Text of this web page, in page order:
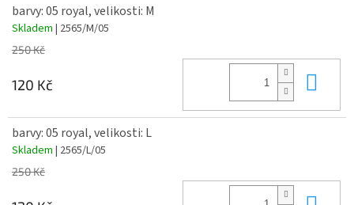
barvy: 05 royal, velikosti: M
Skladem | 2565/M/05
250 Kč
120 Kč
barvy: 05 royal, velikosti: L
Skladem | 2565/L/05
250 Kč